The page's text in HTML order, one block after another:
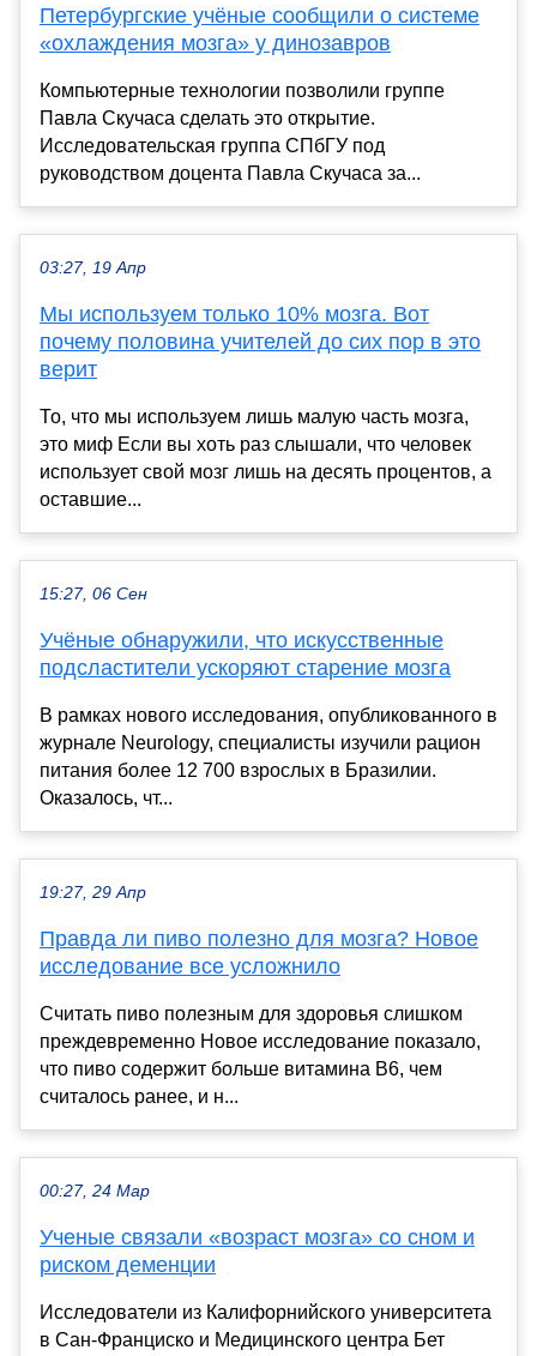
Петербургские учёные сообщили о системе
«охлаждения мозга» у динозавров
Компьютерные технологии позволили группе
Павла Скучаса сделать это открытие.
Исследовательская группа СПбГУ под
руководством доцента Павла Скучаса за...
03:27, 19 Апр
Мы используем только 10% мозга. Вот
почему половина учителей до сих пор в это
верит
То, что мы используем лишь малую часть мозга,
это миф Если вы хоть раз слышали, что человек
использует свой мозг лишь на десять процентов, а
оставшие...
15:27, 06 Сен
Учёные обнаружили, что искусственные
подсластители ускоряют старение мозга
В рамках нового исследования, опубликованного в
журнале Neurology, специалисты изучили рацион
питания более 12 700 взрослых в Бразилии.
Оказалось, чт...
19:27, 29 Апр
Правда ли пиво полезно для мозга? Новое
исследование все усложнило
Считать пиво полезным для здоровья слишком
преждевременно Новое исследование показало,
что пиво содержит больше витамина B6, чем
считалось ранее, и н...
00:27, 24 Мар
Ученые связали «возраст мозга» со сном и
риском деменции
Исследователи из Калифорнийского университета
в Сан-Франциско и Медицинского центра Бет